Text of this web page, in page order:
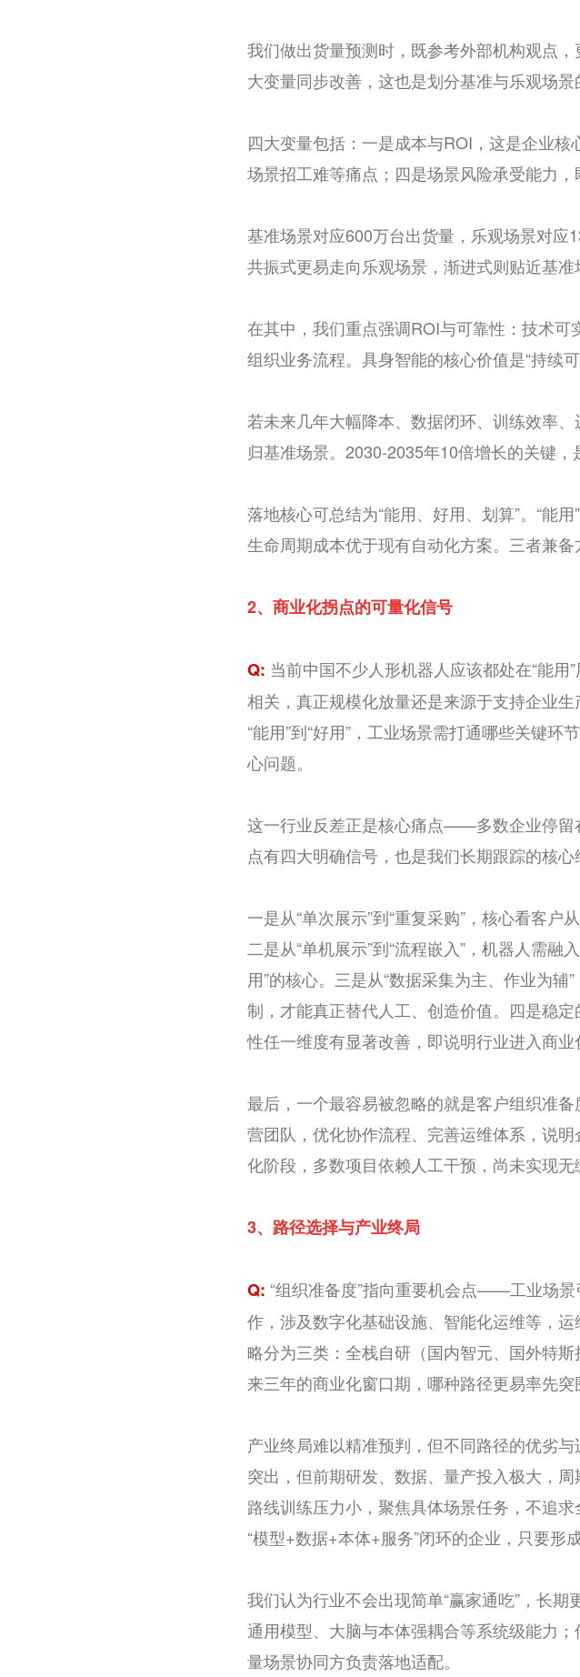
我们做出货量预测时，既参考外部机构观点
大变量同步改善，这也是划分基准与乐观场景
四大变量包括：一是成本与ROI，这是企业
场景招工难等痛点；四是场景风险承受能力，
基准场景对应600万台出货量，乐观场景对应
共振式更易走向乐观场景，渐进式则贴近基准
在其中，我们重点强调ROI与可靠性：技术
组织业务流程。具身智能的核心价值是“持续可
若未来几年大幅降本、数据闭环、训练效率
归基准场景。2030-2035年10倍增长的关键
落地核心可总结为“能用、好用、划算”。“能
生命周期成本优于现有自动化方案。三者兼
2、 商业化拐点的可量化信号
Q: 当前中国不少人形机器人应该都处在“能
相关，真正规模化放量还是来源于支持企业
“能用”到“好用”，工业场景需打通哪些关键
心问题。
这一行业反差正是核心痛点——多数企业停留
点有四大明确信号，也是我们长期跟踪的核心
一是从“单次展示”到“重复采购”，核心看客
二是从“单机展示”到“流程嵌入”，机器人需
用”的核心。三是从“数据采集为主、作业为
制，才能真正替代人工、创造价值。四是稳
性任一维度有显著改善，即说明行业进入商业
最后，一个最容易被忽略的就是客户组织准
营团队，优化协作流程、完善运维体系，说
化阶段，多数项目依赖人工干预，尚未实现
3、 路径选择与产业终局
Q: “组织准备度”指向重要机会点——工业场
作，涉及数字化基础设施、智能化运维等，
略分为三类：全栈自研（国内智元、国外特
来三年的商业化窗口期，哪种路径更易率先
产业终局难以精准预判，但不同路径的优劣
突出，但前期研发、数据、量产投入极大，
路线训练压力小，聚焦具体场景任务，不追
“模型+数据+本体+服务”闭环的企业，只要形
我们认为行业不会出现简单“赢家通吃”，长
通用模型、大脑与本体强耦合等系统级能力
量场景协同方负责落地适配。